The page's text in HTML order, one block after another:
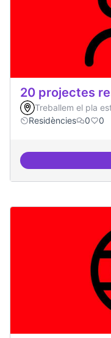
20 projectes
Treballem el pla
Residències
0 0